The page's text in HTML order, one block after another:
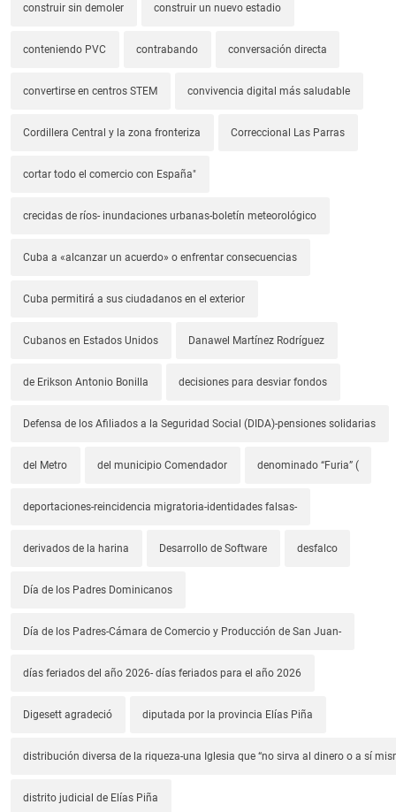
construir sin demoler construir un nuevo estadio
conteniendo PVC contrabando conversación directa
convertirse en centros STEM convivencia digital más saludable
Cordillera Central y la zona fronteriza Correccional Las Parras
cortar todo el comercio con España"
crecidas de ríos- inundaciones urbanas-boletín meteorológico
Cuba a «alcanzar un acuerdo» o enfrentar consecuencias
Cuba permitirá a sus ciudadanos en el exterior
Cubanos en Estados Unidos Danawel Martínez Rodríguez
de Erikson Antonio Bonilla decisiones para desviar fondos
Defensa de los Afiliados a la Seguridad Social (DIDA)-pensiones solidarias
del Metro del municipio Comendador denominado “Furia” (
deportaciones-reincidencia migratoria-identidades falsas-
derivados de la harina Desarrollo de Software desfalco
Día de los Padres Dominicanos
Día de los Padres-Cámara de Comercio y Producción de San Juan-
días feriados del año 2026- días feriados para el año 2026
Digesett agradeció diputada por la provincia Elías Piña
distribución diversa de la riqueza-una Iglesia que “no sirva al dinero o a sí
distrito judicial de Elías Piña